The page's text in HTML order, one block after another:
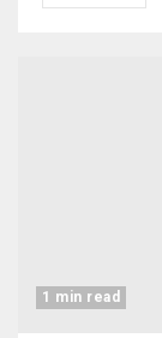
1 min read